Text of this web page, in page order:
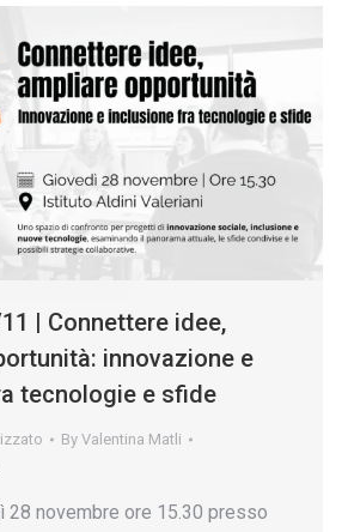
| Connettere idee,
innovazione e
tecnologie e sfide
By Valentina Matli
28 novembre ore 15.30 presso